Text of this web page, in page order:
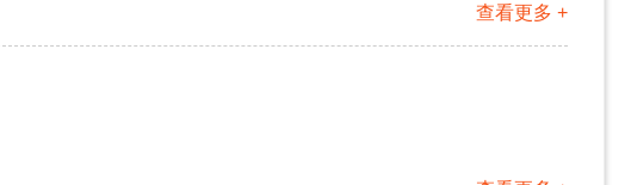
查看更多 +